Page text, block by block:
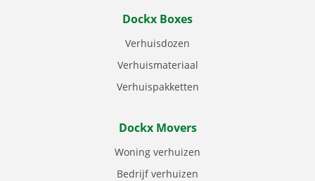
Dockx Boxes
Verhuisdozen
Verhuismateriaal
Verhuispakketten
Dockx Movers
Woning verhuizen
Bedrijf verhuizen